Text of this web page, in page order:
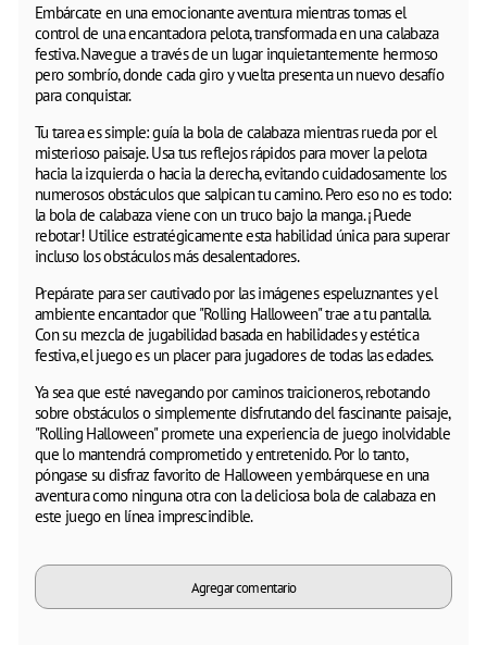
Embárcate en una emocionante aventura mientras tomas el
control de una encantadora pelota, transformada en una calabaza
festiva. Navegue a través de un lugar inquietantemente hermoso
pero sombrío, donde cada giro y vuelta presenta un nuevo desafío
para conquistar.
Tu tarea es simple: guía la bola de calabaza mientras rueda por el
misterioso paisaje. Usa tus reflejos rápidos para mover la pelota
hacia la izquierda o hacia la derecha, evitando cuidadosamente los
numerosos obstáculos que salpican tu camino. Pero eso no es todo:
la bola de calabaza viene con un truco bajo la manga. ¡Puede
rebotar! Utilice estratégicamente esta habilidad única para superar
incluso los obstáculos más desalentadores.
Prepárate para ser cautivado por las imágenes espeluznantes y el
ambiente encantador que "Rolling Halloween" trae a tu pantalla.
Con su mezcla de jugabilidad basada en habilidades y estética
festiva, el juego es un placer para jugadores de todas las edades.
Ya sea que esté navegando por caminos traicioneros, rebotando
sobre obstáculos o simplemente disfrutando del fascinante paisaje,
"Rolling Halloween" promete una experiencia de juego inolvidable
que lo mantendrá comprometido y entretenido. Por lo tanto,
póngase su disfraz favorito de Halloween y embárquese en una
aventura como ninguna otra con la deliciosa bola de calabaza en
este juego en línea imprescindible.
Agregar comentario